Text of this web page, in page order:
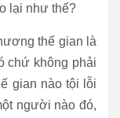
lại như thế?
thế gian là
chứ không phải
gian nào tội lỗi
người nào đó,